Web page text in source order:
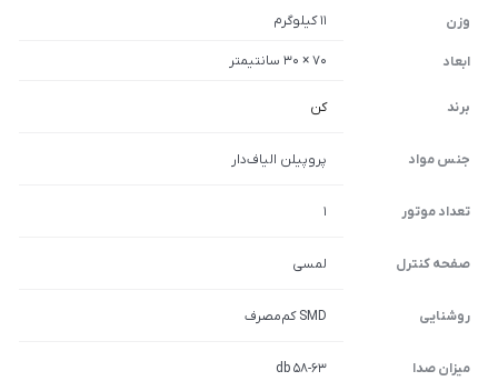
وزن 11 کیلوگرم
ابعاد 70 × 30 سانتیمتر
برند کن
جنس مواد پروپیلن الیاف‌دار
تعداد موتور 1
صفحه کنترل لمسی
روشنایی SMD کم‌مصرف
میزان صدا 58-63 db